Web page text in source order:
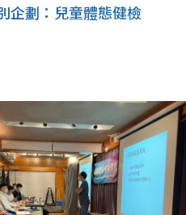
企劃：兒童體態健檢